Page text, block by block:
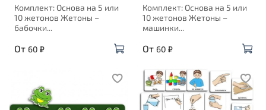
Комплект: Основа на 5 или
10 жетонов Жетоны –
бабочки...
От 60 ₽
Комплект: Основа на 5 или
10 жетонов Жетоны –
машинки...
От 60 ₽